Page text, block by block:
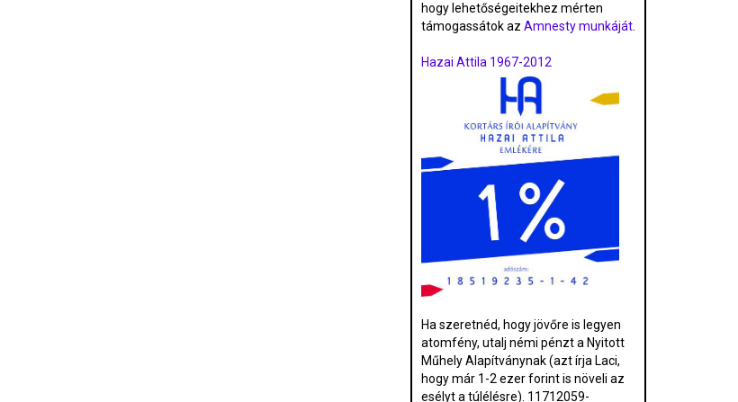
hogy lehetőségeitekhez mérten
támogassátok az Amnesty munkáját.
Hazai Attila 1967-2012
Ha szeretnéd, hogy jövőre is legyen
atomfény, utalj némi pénzt a Nyitott
Műhely Alapítványnak (azt írja Laci,
hogy már 1-2 ezer forint is növeli az
esélyt a túlélésre). 11712059-